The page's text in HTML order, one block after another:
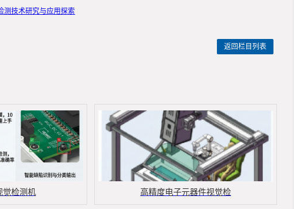
测技术研究与应用探索
返回栏目列表
觉检测机 高精度电子元器件视觉检